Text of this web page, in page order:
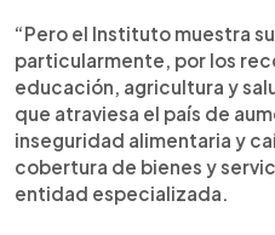
“Pero el Instituto muestra
particularmente, por los
educación, agricultura y
que atraviesa el país de
inseguridad alimentaria y
cobertura de bienes y
entidad especializada.